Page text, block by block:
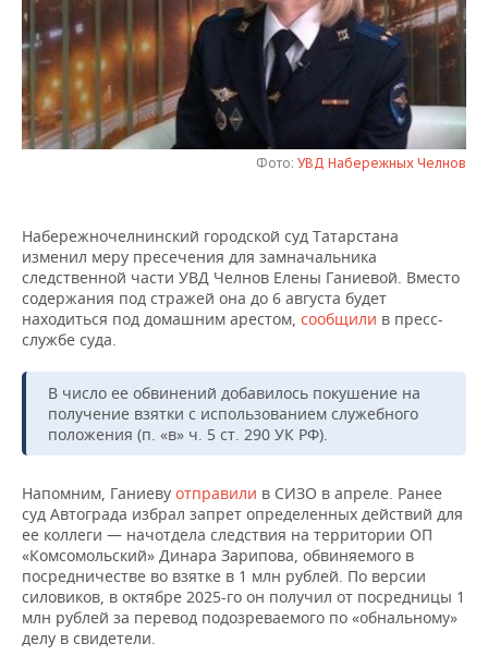
НЕФТЕХИМИЯ
НЕФТЬ
ОПК
РОЗНИЧНАЯ ТОРГОВЛЯ
ТРАНСПОРТ
УСЛУГИ
НОВОСТИ ТЕХНОЛОГИЙ
IT
МЕДИА
МЕРОПРИЯТИЯ
НОВОСТИ МЕРОПРИЯТИЙ
ВЫЕЗДНАЯ РЕДАКЦИЯ
ONLINE-КОНФЕРЕНЦИИ
ОТКРЫТАЯ ЛЕКЦИЯ
СПОРТ
НОВОСТИ СПОРТА
ХОККЕЙ
БАСКЕТБОЛ
ВОЛЕЙБОЛ
КИБЕРСПОРТ
ФИГУРНОЕ КАТАНИЕ
ВОДНЫЕ ВИДЫ СПОРТА
ХОККЕЙ С МЯЧОМ
ОБЩЕСТВО
ВЛАСТЬ
ИНФРАСТРУКТУРА
ИСТОРИЯ
КУЛЬТУРА
МЕДИЦИНА
ОБРАЗОВАНИЕ
ПРОИСШЕСТВИЯ
СЮЖЕТЫ
СПРАВОЧНИК
СПИСОК ПЕРСОН
СПИСОК КОМПАНИЙ
ПОЛНАЯ ВЕРСИЯ
Фото: УВД Набережных Челнов
Набережночелнинский городской суд Татарстана
изменил меру пресечения для замначальника
следственной части УВД Челнов Елены Ганиевой. Вместо
содержания под стражей она до 6 августа будет
находиться под домашним арестом, сообщили в пресс-
службе суда.
В число ее обвинений добавилось покушение на
получение взятки с использованием служебного
положения (п. «в» ч. 5 ст. 290 УК РФ).
Напомним, Ганиеву отправили в СИЗО в апреле. Ранее
суд Автограда избрал запрет определенных действий для
ее коллеги — начотдела следствия на территории ОП
«Комсомольский» Динара Зарипова, обвиняемого в
посредничестве во взятке в 1 млн рублей. По версии
силовиков, в октябре 2025-го он получил от посредницы 1
млн рублей за перевод подозреваемого по «обнальному»
делу в свидетели.